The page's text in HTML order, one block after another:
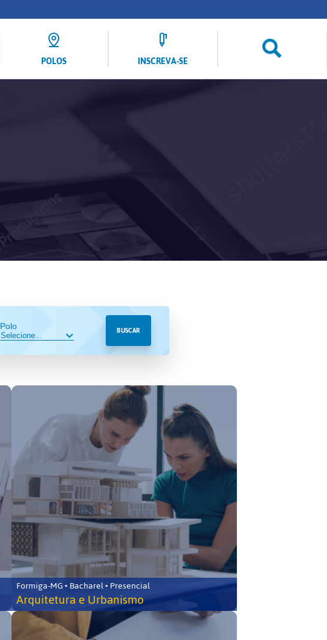
POLOS INSCREVA-SE
Polo BUSCAR
Formiga-MG • Bacharel • Presencial
Arquitetura e Urbanismo